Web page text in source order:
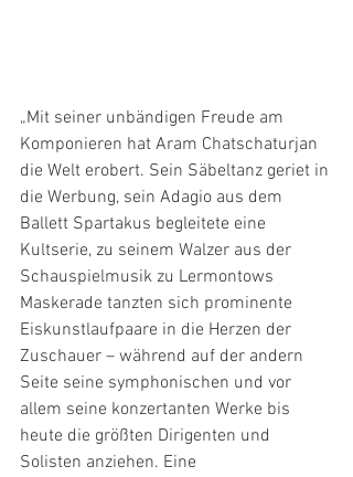
„Mit seiner unbändigen Freude am
Komponieren hat Aram Chatschaturjan
die Welt erobert. Sein Säbeltanz geriet in
die Werbung, sein Adagio aus dem
Ballett Spartakus begleitete eine
Kultserie, zu seinem Walzer aus der
Schauspielmusik zu Lermontows
Maskerade tanzten sich prominente
Eiskunstlaufpaare in die Herzen der
Zuschauer – während auf der andern
Seite seine symphonischen und vor
allem seine konzertanten Werke bis
heute die größten Dirigenten und
Solisten anziehen. Eine